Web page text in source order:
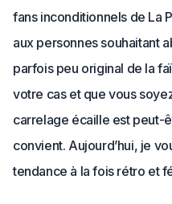
fans inconditionnels de La
aux personnes souhaitant
parfois peu original de la
votre cas et que vous
carrelage écaille est peut-
convient. Aujourd’hui, je
tendance à la fois rétro et